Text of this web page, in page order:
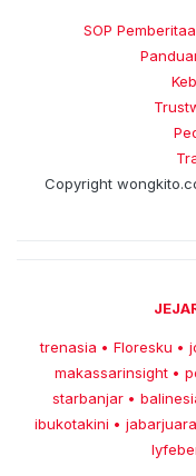
SOP
Copyright
trenasia • Floresku •
makassarinsight •
starbanjar •
ibukotakini • jabarjuara